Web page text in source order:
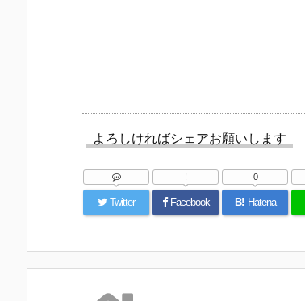
よろしければシェアお願いします
Twitter Facebook
!
B! Hatena
0